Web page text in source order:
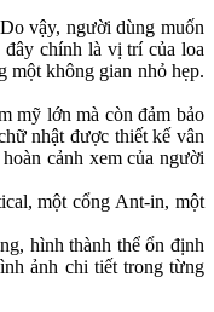
vậy, người dùng muốn
đây chính là vị trí của loa
một không gian nhỏ hẹp.
mỹ lớn mà còn đảm bảo
nhật được thiết kế vân
cảnh xem của người
một cổng Ant-in, một
hình thành thể ổn định
ảnh chi tiết trong từng